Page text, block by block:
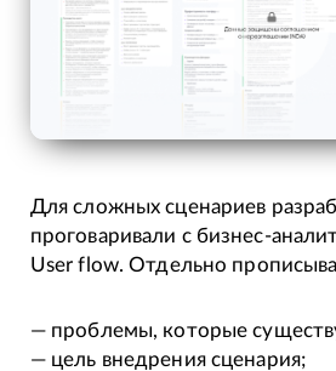
Для сложных сценариев
проговаривали с бизнес-
User flow. Отдельно
— проблемы, которые
— цель внедрения сценария;